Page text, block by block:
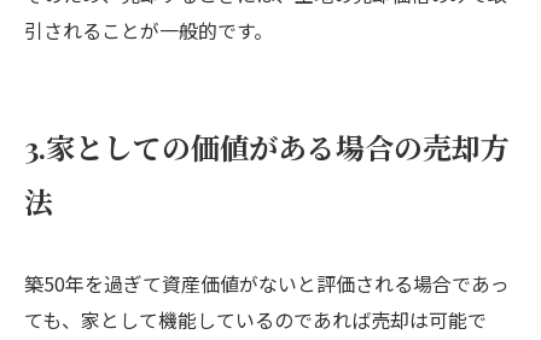
引されることが一般的です。
3.家としての価値がある場合の売却方
法
築50年を過ぎて資産価値がないと評価される場合であっ
ても、家として機能しているのであれば売却は可能で